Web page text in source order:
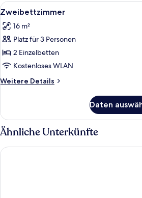
Alle
Fotos
für
Zweibettzimmer
anzeigen
Ein
4
Zweibettzimmer
16 m²
Platz für 3 Personen
2 Einzelbetten
Kostenloses WLAN
Weitere Details
Weitere
Daten
Ähnliche Unterkünfte
Ringhotel Landhaus Gardels